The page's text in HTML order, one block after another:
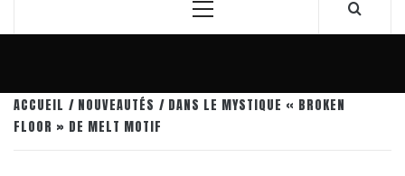
Menu
ACCUEIL NOUVEAUTÉS
DANS LE MYSTIQUE « BROKEN
FLOOR » DE MELT MOTIF